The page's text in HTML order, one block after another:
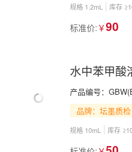
规格 1.2mL 库存
标准价: ￥90
水中苯甲酸
产品编号：
品牌：坛墨质检
规格 10mL 库存